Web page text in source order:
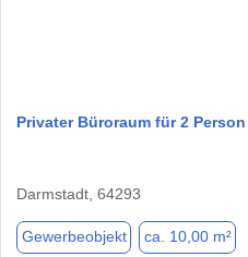
Privater Büroraum für 2
Darmstadt, 64293
Gewerbeobjekt ca. 10,00 m²